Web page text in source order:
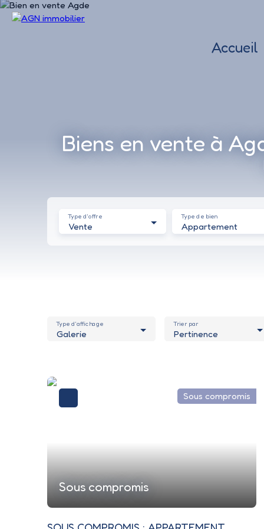
Accueil
Biens en vente à
Vente
Type d'offre
Appartement
Type de bien
Galerie
Type d'affichage
Pertinence
Trier par
Sous compromis
Sous compromis